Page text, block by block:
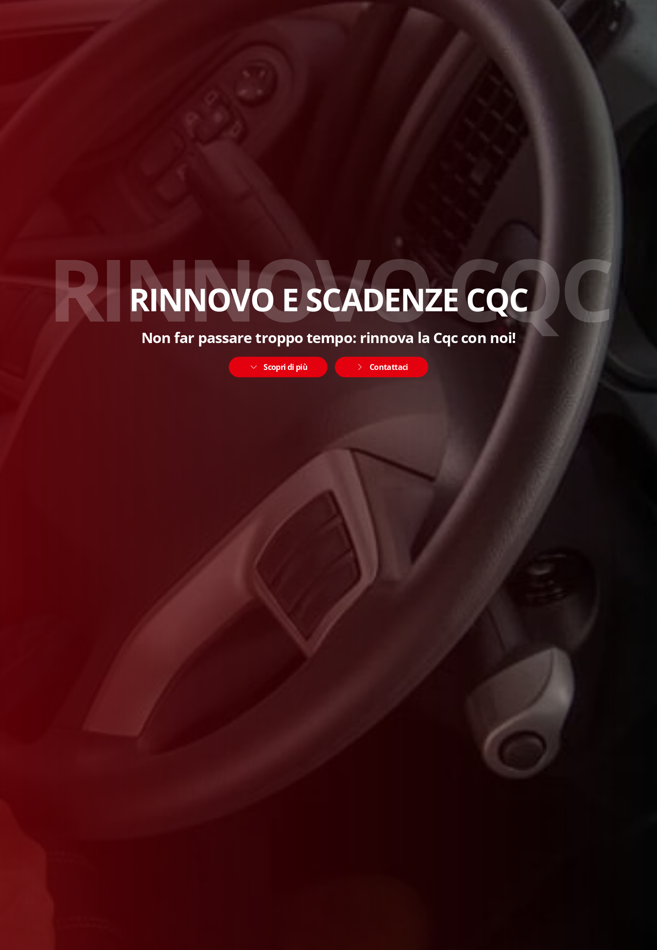
RINNOVOCQC
RINNOVO E SCADENZE CQC
Non far passare troppo tempo: rinnova la Cqc con noi!
Scopri di più Contattaci